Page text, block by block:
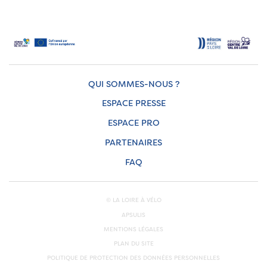
QUI SOMMES-NOUS ?
ESPACE PRESSE
ESPACE PRO
PARTENAIRES
FAQ
© LA LOIRE À VÉLO
APSULIS
MENTIONS LÉGALES
PLAN DU SITE
POLITIQUE DE PROTECTION DES DONNÉES PERSONNELLES